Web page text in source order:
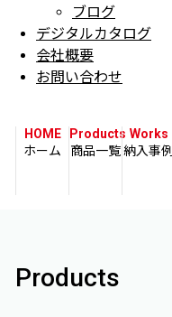
ブログ
デジタルカタログ
会社概要
お問い合わせ
HOME
ホーム
Products
商品一覧
Works
納入事例
Products